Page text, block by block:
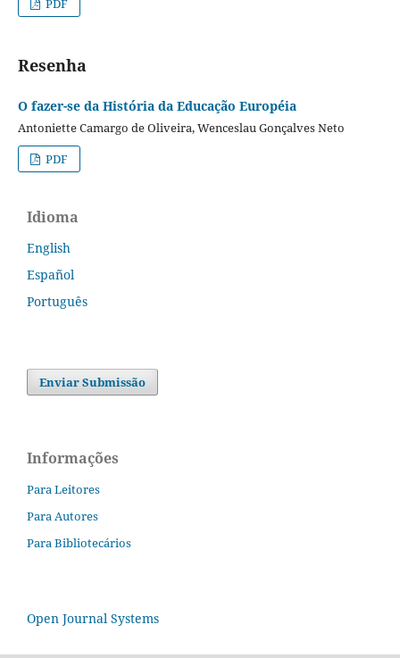
Resenha
O fazer-se da História da Educação Européia
Antoniette Camargo de Oliveira, Wenceslau Gonçalves Neto
PDF
Idioma
English
Español
Português
Enviar Submissão
Informações
Para Leitores
Para Autores
Para Bibliotecários
Open Journal Systems